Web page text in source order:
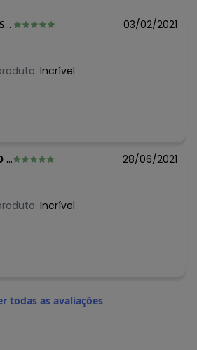
03/02/2021
Incrível
28/06/2021
Incrível
todas as avaliações